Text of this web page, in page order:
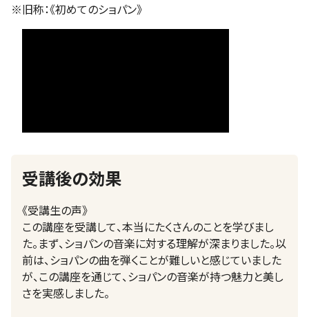
※旧称：《初めてのショパン》
受講後の効果
《受講生の声》
この講座を受講して、本当にたくさんのことを学びまし
た。まず、ショパンの音楽に対する理解が深まりました。以
前は、ショパンの曲を弾くことが難しいと感じていました
が、この講座を通じて、ショパンの音楽が持つ魅力と美し
さを実感しました。